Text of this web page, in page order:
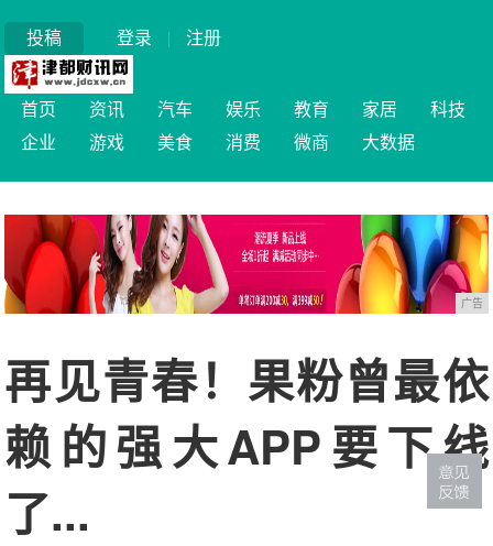
投稿 登录 | 注册
首页 资讯 汽车 娱乐 教育 家居
科技
企业
游戏 美食 消费 微商 大数据
广告
再见青春！果粉曾最依
赖的强大APP要下线
了...